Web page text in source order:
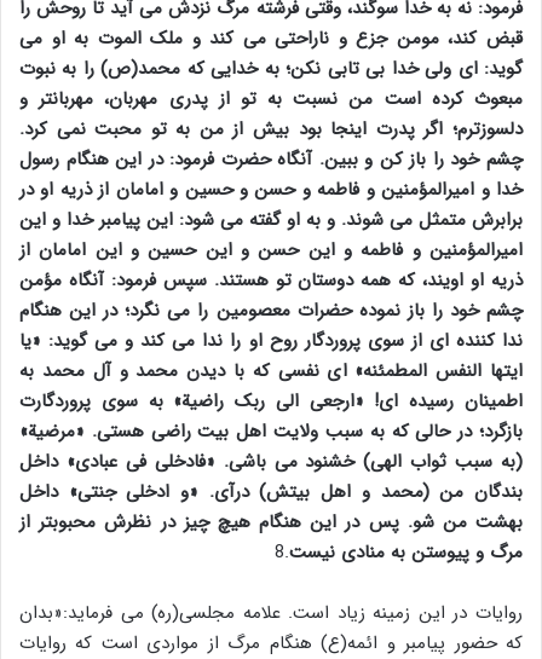
فرمود: نه به خدا سوگند، وقتی فرشته مرگ نزدش می آید تا روحش را
قبض کند، مومن جزع و ناراحتی می کند و ملک الموت به او می
گوید: ای ولی خدا بی تابی نکن؛ به خدایی که محمد(ص) را به نبوت
مبعوث کرده است من نسبت به تو از پدری مهربان، مهربانتر و
دلسوزترم؛ اگر پدرت اینجا بود بیش از من به تو محبت نمی کرد.
چشم خود را باز کن و ببین. آنگاه حضرت فرمود: در این هنگام رسول
خدا و امیرالمؤمنین و فاطمه و حسن و حسین و امامان از ذریه او در
برابرش متمثل می شوند. و به او گفته می شود: این پیامبر خدا و این
امیرالمؤمنین و فاطمه و این حسن و این حسین و این امامان از
ذریه او اویند، که همه دوستان تو هستند. سپس فرمود: آنگاه مؤمن
چشم خود را باز نموده حضرات معصومین را می نگرد؛ در این هنگام
ندا کننده ای از سوی پروردگار روح او را ندا می کند و می گوید: «یا
ایتها النفس المطمئنه» ای نفسی که با دیدن محمد و آل محمد به
اطمینان رسیده ای! «ارجعی الی ربک راضیة» به سوی پروردگارت
بازگرد؛ در حالی که به سبب ولایت اهل بیت راضی هستی. «مرضیة»
(به سبب ثواب الهی) خشنود می باشی. «فادخلی فی عبادی» داخل
بندگان من (محمد و اهل بیتش) درآی. «و ادخلی جنتی» داخل
بهشت من شو. پس در این هنگام هیچ چیز در نظرش محبوبتر از
مرگ و پیوستن به منادی نیست.8
روایات در این زمینه زیاد است. علامه مجلسی(ره) می فرماید:«بدان
که حضور پیامبر و ائمه(ع) هنگام مرگ از مواردی است که روایات